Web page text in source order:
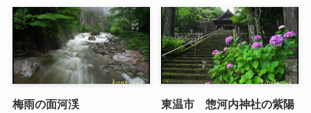
梅雨の面河渓
東温市 惣河内神社の紫陽